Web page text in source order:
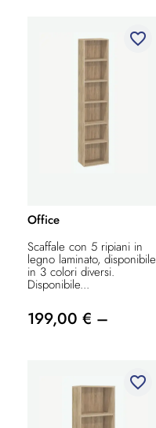
favorite_border
Office
Scaffale con 5 ripiani in
legno laminato, disponibile
in 3 colori diversi.
Disponibile...
199,00 € –
favorite_border